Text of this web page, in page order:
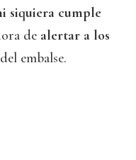
siquiera cumple
de alertar a los
del embalse.